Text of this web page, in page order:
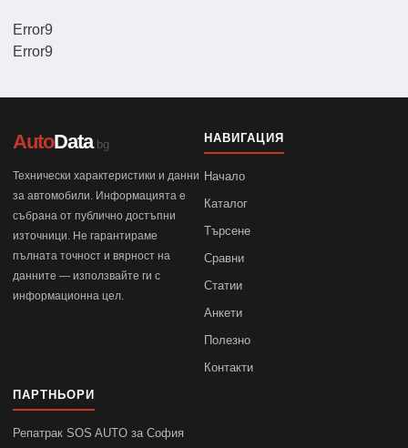
Error9
Error9
AutoData.bg
Технически характеристики и данни
за автомобили. Информацията е
събрана от публично достъпни
източници. Не гарантираме
пълната точност и вярност на
данните — използвайте ги с
информационна цел.
НАВИГАЦИЯ
Начало
Каталог
Търсене
Сравни
Статии
Анкети
Полезно
Контакти
ПАРТНЬОРИ
Репатрак SOS AUTO за София